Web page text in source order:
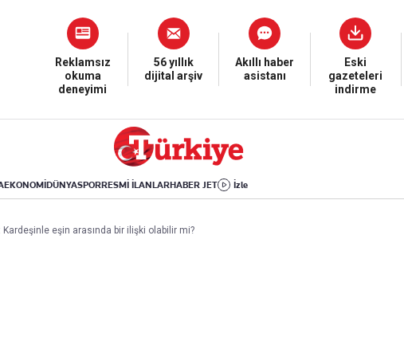
Reklamsız
okuma
deneyimi
56 yıllık
dijital arşiv
Akıllı haber
asistanı
Eski
gazeteleri
indirme
EKONOMİDÜNYASPORRESMİ İLANLARHABER JET İzle
Orta Doğu
İsrail-Gazze
Yaşam
Sağlık
Hava Durumu
Yemek
Aktüel
Kültür-Sanat
Sinema
Arkeoloji
Kitap
Bizim
Namaz
Sesli
Kardeşinle eşin arasında bir ilişki olabilir mi?